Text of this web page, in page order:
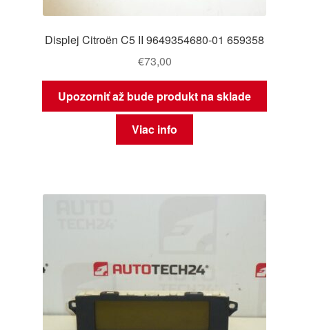
Displej Citroën C5 II 9649354680-01 659358
€73,00
Upozorniť až bude produkt na sklade
Viac info